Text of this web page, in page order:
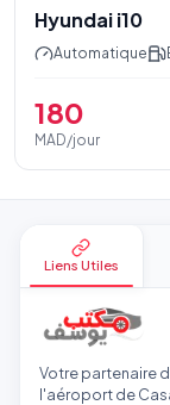
Hyundai i10
Automatique
180
MAD/jour
Liens Utiles
Votre partenaire
l'aéroport de